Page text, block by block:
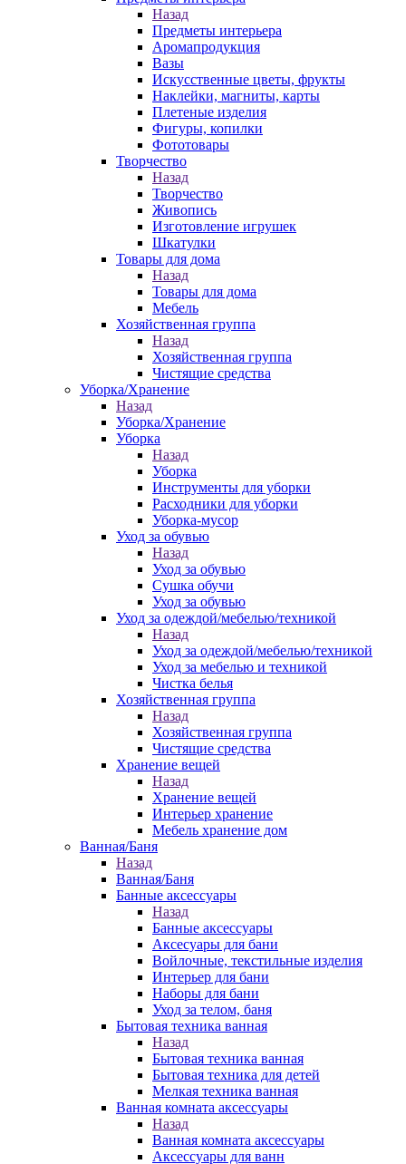
Назад
Предметы интерьера
Аромапродукция
Вазы
Искусственные цветы, фрукты
Наклейки, магниты, карты
Плетеные изделия
Фигуры, копилки
Фототовары
Творчество
Назад
Творчество
Живопись
Изготовление игрушек
Шкатулки
Товары для дома
Назад
Товары для дома
Мебель
Хозяйственная группа
Назад
Хозяйственная группа
Чистящие средства
Уборка/Хранение
Назад
Уборка/Хранение
Уборка
Назад
Уборка
Инструменты для уборки
Расходники для уборки
Уборка-мусор
Уход за обувью
Назад
Уход за обувью
Сушка обучи
Уход за обувью
Уход за одеждой/мебелью/техникой
Назад
Уход за одеждой/мебелью/техникой
Уход за мебелью и техникой
Чистка белья
Хозяйственная группа
Назад
Хозяйственная группа
Чистящие средства
Хранение вещей
Назад
Хранение вещей
Интерьер хранение
Мебель хранение дом
Ванная/Баня
Назад
Ванная/Баня
Банные аксессуары
Назад
Банные аксессуары
Аксесуары для бани
Войлочные, текстильные изделия
Интерьер для бани
Наборы для бани
Уход за телом, баня
Бытовая техника ванная
Назад
Бытовая техника ванная
Бытовая техника для детей
Мелкая техника ванная
Ванная комната аксессуары
Назад
Ванная комната аксессуары
Аксессуары для ванн